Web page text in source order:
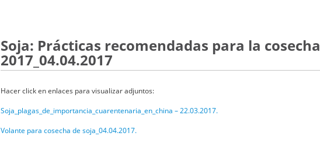
Soja: Prácticas recomendadas para la cosecha
2017_04.04.2017
Hacer click en enlaces para visualizar adjuntos:
Soja_plagas_de_importancia_cuarentenaria_en_china – 22.03.2017.
Volante para cosecha de soja_04.04.2017.